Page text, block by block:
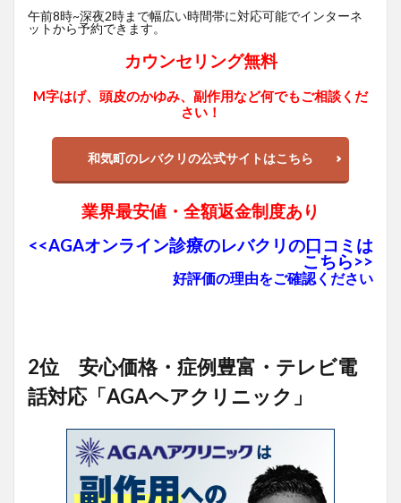
午前8時~深夜2時まで幅広い時間帯に対応可能でインターネ
ットから予約できます。
カウンセリング無料
M字はげ、頭皮のかゆみ、副作用など何でもご相談くだ
さい！
和気町のレバクリの公式サイトはこちら
業界最安値・全額返金制度あり
<<AGAオンライン診療のレバクリの口コミは
こちら>>
好評価の理由をご確認ください
2位 安心価格・症例豊富・テレビ電
話対応「AGAヘアクリニック」